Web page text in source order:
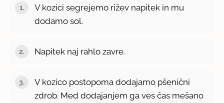
V kozici segrejemo rižev napitek in mu
dodamo sol.
Napitek naj rahlo zavre.
V kozico postopoma dodajamo pšenični
zdrob. Med dodajanjem ga ves čas mešano